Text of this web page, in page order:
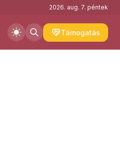
2026. aug. 7. péntek
Támogatás